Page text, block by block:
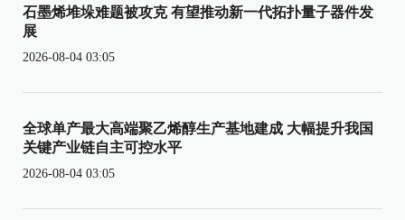
石墨烯堆垛难题被攻克 有望推动新一代拓扑量子器件发
展
2026-08-04 03:05
全球单产最大高端聚乙烯醇生产基地建成 大幅提升我国
关键产业链自主可控水平
2026-08-04 03:05